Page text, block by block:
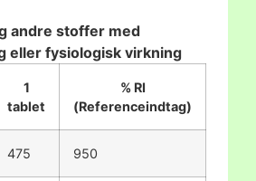
andre stoffer med
fysiologisk virkning
1
tablet
% RI
(Referenceindtag)
475 950